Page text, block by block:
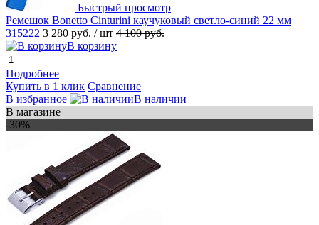
Быстрый просмотр
Ремешок Bonetto Cinturini каучуковый светло-синий 22 мм
315222 3 280 руб. / шт 4 100 руб.
В корзину
Подробнее
Купить в 1 клик Сравнение
В избранное
В наличии
В магазине
-30%